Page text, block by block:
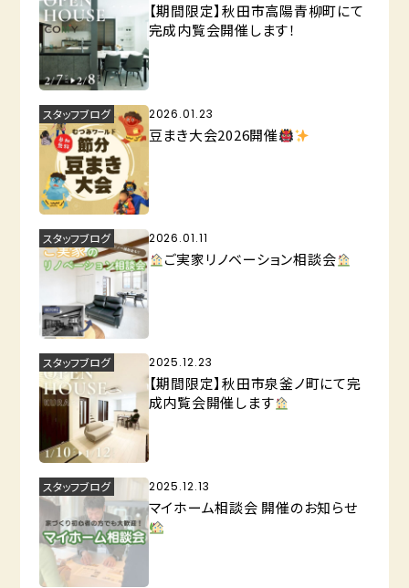
【期間限定】秋田市高陽青柳町にて
完成内覧会開催します！
2026.01.23
豆まき大会2026開催
スタッフブログ
2026.01.11
ご実家リノベーション相談会
スタッフブログ
2025.12.23
【期間限定】秋田市泉釜ノ町にて完
成内覧会開催します
スタッフブログ
2025.12.13
マイホーム相談会 開催のお知らせ
スタッフブログ